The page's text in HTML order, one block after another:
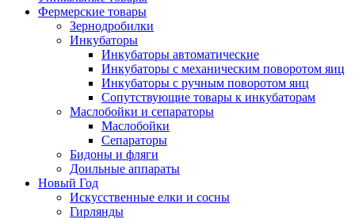
Фермерские товары
Зернодробилки
Инкубаторы
Инкубаторы автоматические
Инкубаторы с механическим поворотом яиц
Инкубаторы с ручным поворотом яиц
Сопутствующие товары к инкубаторам
Маслобойки и сепараторы
Маслобойки
Сепараторы
Бидоны и фляги
Доильные аппараты
Новый Год
Искусственные елки и сосны
Гирлянды